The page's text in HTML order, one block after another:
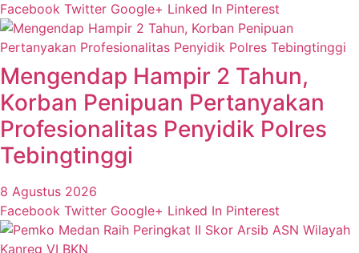
Facebook Twitter Google+ Linked In Pinterest
Mengendap Hampir 2 Tahun,
Korban Penipuan Pertanyakan
Profesionalitas Penyidik Polres
Tebingtinggi
8 Agustus 2026
Facebook Twitter Google+ Linked In Pinterest